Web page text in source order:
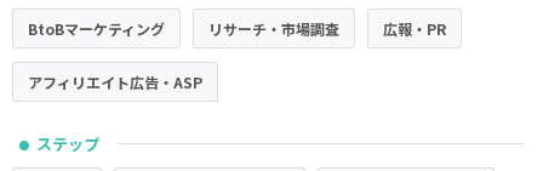
BtoBマーケティング リサーチ・市場調査 広報・PR
アフィリエイト広告・ASP
● ステップ